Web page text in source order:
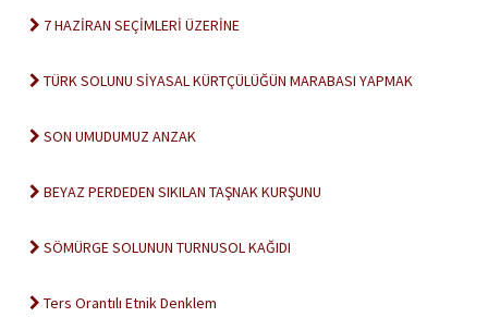
7 HAZİRAN SEÇİMLERİ ÜZERİNE
TÜRK SOLUNU SİYASAL KÜRTÇÜLÜĞÜN MARABASI YAPMAK
SON UMUDUMUZ ANZAK
BEYAZ PERDEDEN SIKILAN TAŞNAK KURŞUNU
SÖMÜRGE SOLUNUN TURNUSOL KAĞIDI
Ters Orantılı Etnik Denklem